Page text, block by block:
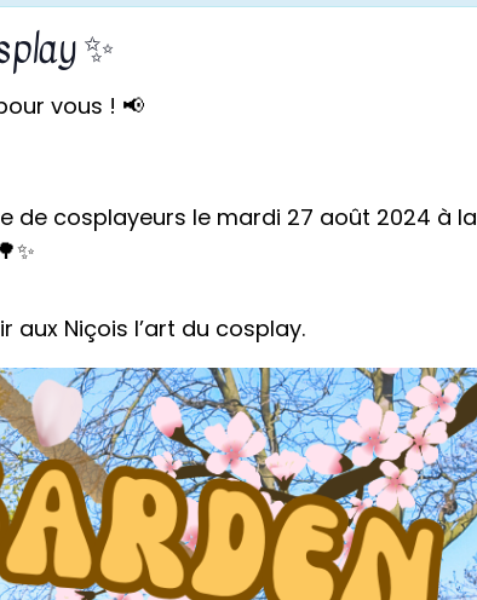
✨
vous ! 📢
de cosplayeurs le mardi 27 août 2024 à la
aux Niçois l’art du cosplay.